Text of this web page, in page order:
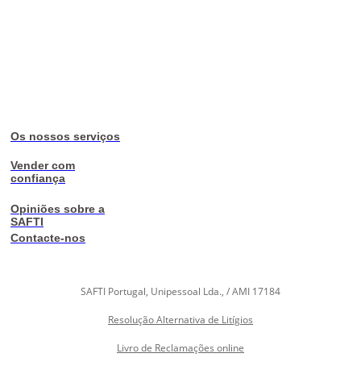
Os nossos serviços
Vender com
confiança
Opiniões sobre a
SAFTI
Contacte-nos
SAFTI Portugal, Unipessoal Lda., / AMI 17184
Resolução Alternativa de Litígios
Livro de Reclamações online